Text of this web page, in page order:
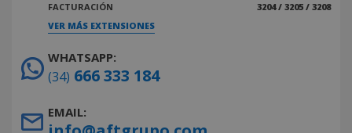
FACTURACIÓN
3204 / 3205 / 3208
VER MÁS EXTENSIONES
WHATSAPP:
(34) 666 333 184
EMAIL: